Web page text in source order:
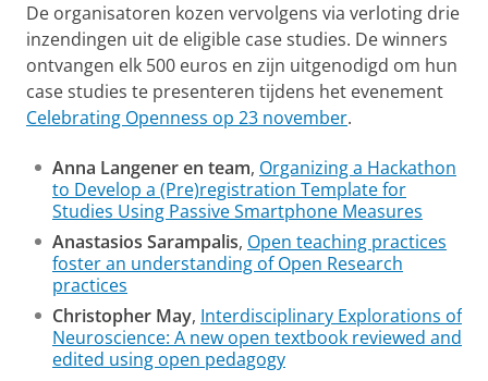
De organisatoren kozen vervolgens via verloting drie
inzendingen uit de eligible case studies. De winners
ontvangen elk 500 euros en zijn uitgenodigd om hun
case studies te presenteren tijdens het evenement
Celebrating Openness op 23 november.
Anna Langener en team, Organizing a Hackathon
to Develop a (Pre)registration Template for
Studies Using Passive Smartphone Measures
Anastasios Sarampalis, Open teaching practices
foster an understanding of Open Research
practices
Christopher May, Interdisciplinary Explorations of
Neuroscience: A new open textbook reviewed and
edited using open pedagogy